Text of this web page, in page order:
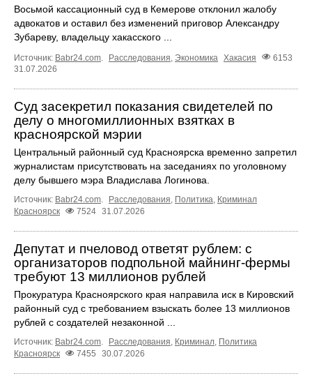
Восьмой кассационный суд в Кемерове отклонил жалобу
адвокатов и оставил без изменений приговор Александру
Зубареву, владельцу хакасского ...
Источник: Babr24.com Расследования Экономика Хакасия
6153
31.07.2026
Суд засекретил показания свидетелей по
делу о многомиллионных взятках в
красноярской мэрии
Центральный районный суд Красноярска временно запретил
журналистам присутствовать на заседаниях по уголовному
делу бывшего мэра Владислава Логинова.
Источник: Babr24.com Расследования Политика Криминал
Красноярск
7524 31.07.2026
Депутат и пчеловод ответят рублем: с
организаторов подпольной майнинг-фермы
требуют 13 миллионов рублей
Прокуратура Красноярского края направила иск в Кировский
районный суд с требованием взыскать более 13 миллионов
рублей с создателей незаконной ...
Источник: Babr24.com Расследования Криминал Политика
Красноярск
7455 30.07.2026